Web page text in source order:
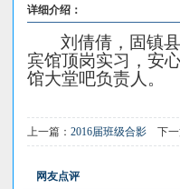
详细介绍：
刘倩倩，固镇
宾馆顶岗实习，安
馆大堂吧负责人。
上一篇： 2016届班级合影 下一
网友点评